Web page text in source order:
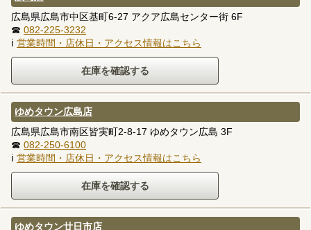
広島県広島市中区基町6-27 アクア広島センター街 6F
☎ 082-225-3232
ℹ 営業時間・店休日・アクセス情報はこちら
ゆめタウン広島店
広島県広島市南区皆実町2-8-17 ゆめタウン広島 3F
☎ 082-250-6100
ℹ 営業時間・店休日・アクセス情報はこちら
ゆめタウン廿日市店